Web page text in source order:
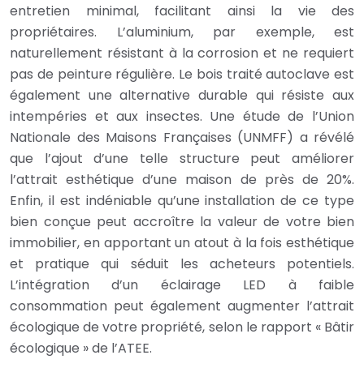
entretien minimal, facilitant ainsi la vie des
propriétaires. L’aluminium, par exemple, est
naturellement résistant à la corrosion et ne requiert
pas de peinture régulière. Le bois traité autoclave est
également une alternative durable qui résiste aux
intempéries et aux insectes. Une étude de l’Union
Nationale des Maisons Françaises (UNMFF) a révélé
que l’ajout d’une telle structure peut améliorer
l’attrait esthétique d’une maison de près de 20%.
Enfin, il est indéniable qu’une installation de ce type
bien conçue peut accroître la valeur de votre bien
immobilier, en apportant un atout à la fois esthétique
et pratique qui séduit les acheteurs potentiels.
L’intégration d’un éclairage LED à faible
consommation peut également augmenter l’attrait
écologique de votre propriété, selon le rapport « Bâtir
écologique » de l’ATEE.